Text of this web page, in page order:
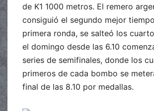
de K1 1000 metros. El remero
consiguió el segundo mejor
primera ronda, se salteó los
el domingo desde las 6.10
series de semifinales, donde los
primeros de cada bombo se
final de las 8.10 por medallas.